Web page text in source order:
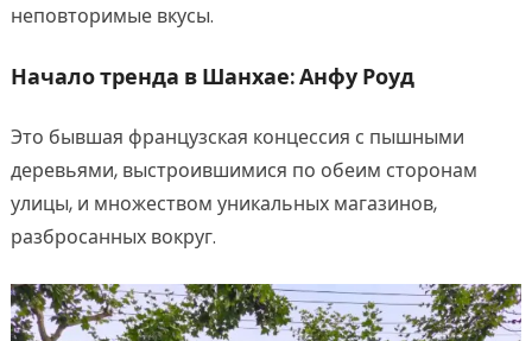
неповторимые вкусы.
Начало тренда в Шанхае: Анфу Роуд
Это бывшая французская концессия с пышными
деревьями, выстроившимися по обеим сторонам
улицы, и множеством уникальных магазинов,
разбросанных вокруг.